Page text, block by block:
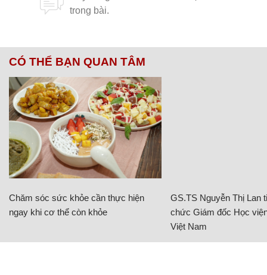
CÓ THỂ BẠN QUAN TÂM
Chăm sóc sức khỏe cần thực hiện
ngay khi cơ thể còn khỏe
GS.TS Nguyễn Thị Lan
chức Giám đốc Học
Việt Nam